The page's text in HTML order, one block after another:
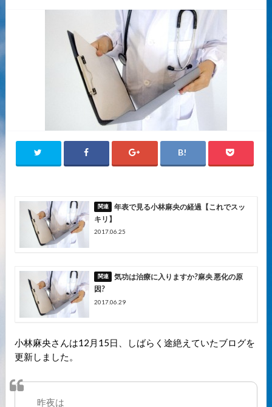
年表で見る小林麻央の経過【これでスッ
キリ】
2017.06.25
気功は治療に入りますか?麻央 悪化の原
因?
2017.06.29
小林麻央さんは12月15日、しばらく途絶えていたブログを
更新しました。
昨夜は